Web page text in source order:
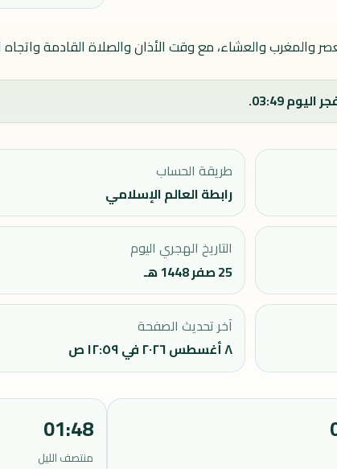
والمغرب والعشاء، مع وقت الأذان والصلاة القادمة واتجاه
طريقة الحساب
رابطة العالم الإسلامي
التاريخ الهجري اليوم
25 صفر 1448 هـ
آخر تحديث الصفحة
٨ أغسطس ٢٠٢٦ في ١٢:٥٩ ص
01:48
منتصف الليل